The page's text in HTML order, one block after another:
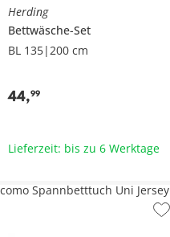
Herding
Bettwäsche-Set
BL 135|200 cm
44,99
Lieferzeit: bis zu 6 Werktage
como Spannbetttuch Uni Jersey